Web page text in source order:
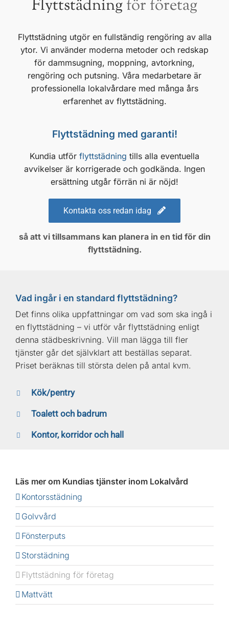
Flyttstädningför företag
Flyttstädning utgör en fullständig rengöring av alla
ytor. Vi använder moderna metoder och redskap
för dammsugning, moppning, avtorkning,
rengöring och putsning. Våra medarbetare är
professionella lokalvårdare med många års
erfarenhet av flyttstädning.
Flyttstädning med garanti!
Kundia utför flyttstädning tills alla eventuella
avvikelser är korrigerade och godkända. Ingen
ersättning utgår förrän ni är nöjd!
Kontakta oss redan idag
så att vi tillsammans kan planera in en tid för din
flyttstädning.
Vad ingår i en standard flyttstädning?
Det finns olika uppfattningar om vad som ska ingå i
en flyttstädning – vi utför vår flyttstädning enligt
denna städbeskrivning. Vill man lägga till fler
tjänster går det självklart att beställas separat.
Priset beräknas till största delen på antal kvm.
Kök/pentry
Toalett och badrum
Kontor, korridor och hall
Läs mer om Kundias tjänster inom Lokalvård
Kontorsstädning
Golvvård
Fönsterputs
Storstädning
Flyttstädning för företag
Mattvätt